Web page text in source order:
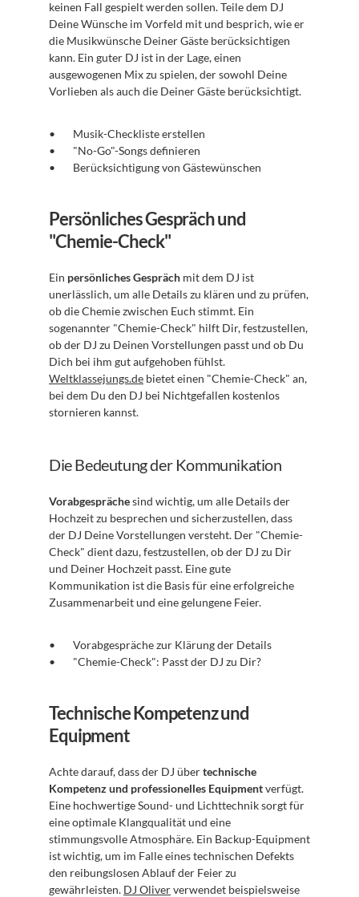
keinen Fall gespielt werden sollen. Teile dem DJ
Deine Wünsche im Vorfeld mit und besprich, wie er
die Musikwünsche Deiner Gäste berücksichtigen
kann. Ein guter DJ ist in der Lage, einen
ausgewogenen Mix zu spielen, der sowohl Deine
Vorlieben als auch die Deiner Gäste berücksichtigt.
Musik-Checkliste erstellen
"No-Go"-Songs definieren
Berücksichtigung von Gästewünschen
Persönliches Gespräch und
"Chemie-Check"
Ein persönliches Gespräch mit dem DJ ist
unerlässlich, um alle Details zu klären und zu prüfen,
ob die Chemie zwischen Euch stimmt. Ein
sogenannter "Chemie-Check" hilft Dir, festzustellen,
ob der DJ zu Deinen Vorstellungen passt und ob Du
Weltklassejungs.de bietet einen "Chemie-Check" an,
bei dem Du den DJ bei Nichtgefallen kostenlos
stornieren kannst.
Die Bedeutung der Kommunikation
Vorabgespräche sind wichtig, um alle Details der
Hochzeit zu besprechen und sicherzustellen, dass
der DJ Deine Vorstellungen versteht. Der "Chemie-
Check" dient dazu, festzustellen, ob der DJ zu Dir
und Deiner Hochzeit passt. Eine gute
Kommunikation ist die Basis für eine erfolgreiche
Zusammenarbeit und eine gelungene Feier.
Vorabgespräche zur Klärung der Details
"Chemie-Check": Passt der DJ zu Dir?
Technische Kompetenz und
Equipment
Achte darauf, dass der DJ über technische
Kompetenz und professionelles Equipment verfügt.
Eine hochwertige Sound- und Lichttechnik sorgt für
eine optimale Klangqualität und eine
stimmungsvolle Atmosphäre. Ein Backup-Equipment
ist wichtig, um im Falle eines technischen Defekts
den reibungslosen Ablauf der Feier zu
gewährleisten. DJ Oliver verwendet beispielsweise